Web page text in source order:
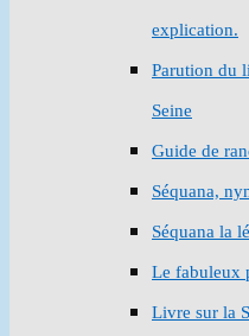
explication.
Parution du
Seine
Guide de
Séquana,
Séquana la
Le fabuleux
Livre sur la